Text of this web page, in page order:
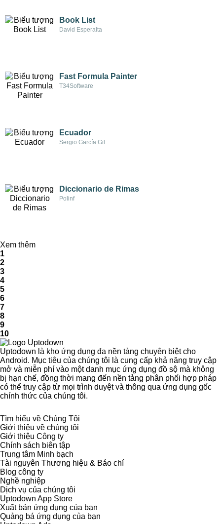
Book List
David Esperalta
Fast Formula Painter
T34Software
Ecuador
Sergio García Gil
Diccionario de Rimas
Polinf
Xem thêm
1
2
3
4
5
6
7
8
9
10
Uptodown là kho ứng dụng đa nền tảng chuyên biệt cho
Android. Mục tiêu của chúng tôi là cung cấp khả năng truy cập
mở và miễn phí vào một danh mục ứng dụng đồ sộ mà không
bị hạn chế, đồng thời mang đến nền tảng phân phối hợp pháp
có thể truy cập từ mọi trình duyệt và thông qua ứng dụng gốc
chính thức của chúng tôi.
Tìm hiểu về Chúng Tôi
Giới thiệu về chúng tôi
Giới thiệu Công ty
Chính sách biên tập
Trung tâm Minh bạch
Tài nguyên Thương hiệu & Báo chí
Blog công ty
Nghề nghiệp
Dịch vụ của chúng tôi
Uptodown App Store
Xuất bản ứng dụng của bạn
Quảng bá ứng dụng của bạn